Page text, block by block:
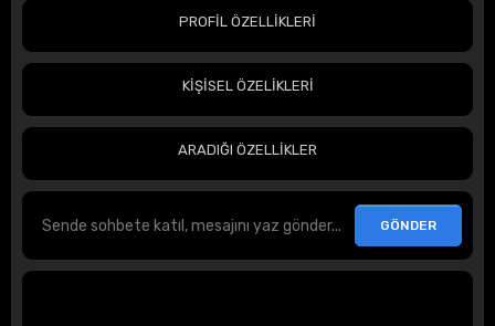
PROFİL ÖZELLİKLERİ
KİŞİSEL ÖZELİKLERİ
ARADIĞI ÖZELLİKLER